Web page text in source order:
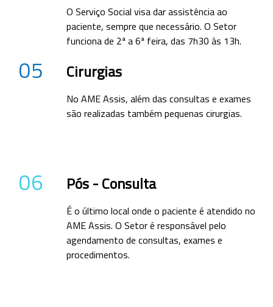
O Serviço Social visa dar assistência ao
paciente, sempre que necessário. O Setor
funciona de 2ª a 6ª feira, das 7h30 às 13h.
05 Cirurgias
No AME Assis, além das consultas e exames
são realizadas também pequenas cirurgias.
06 Pós - Consulta
É o último local onde o paciente é atendido no
AME Assis. O Setor é responsável pelo
agendamento de consultas, exames e
procedimentos.